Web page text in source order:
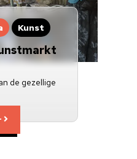
Kunst
de gezellige